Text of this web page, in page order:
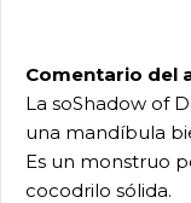
Comentario del
La soShadow of
una mandíbula
Es un monstruo
cocodrilo sólida.